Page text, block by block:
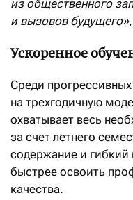
из общественного
и вызовов будущего»
Ускоренное
Среди
на трехгодичную
охватывает весь
за счет летнего
содержание и гибкий
быстрее освоить
качества.